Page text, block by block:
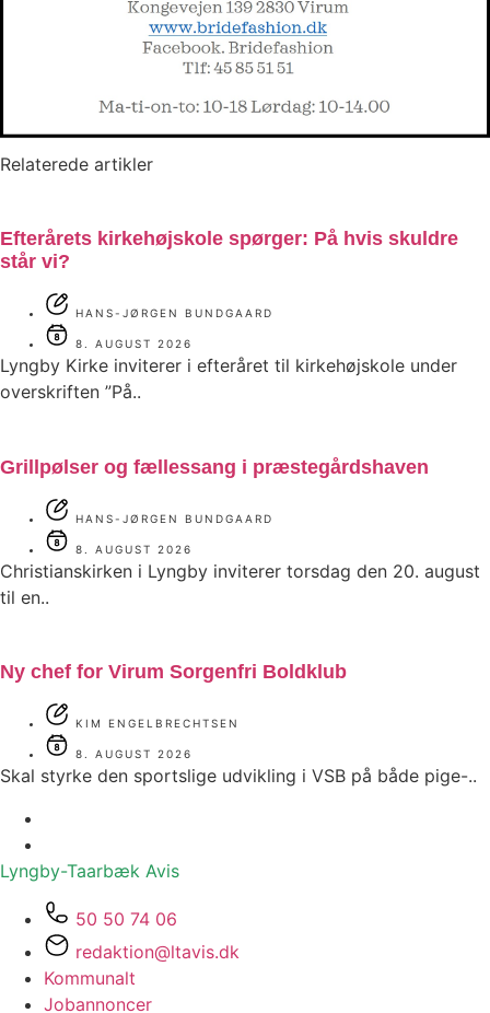
Relaterede artikler
Efterårets kirkehøjskole spørger: På hvis skuldre
står vi?
HANS-JØRGEN BUNDGAARD
8. AUGUST 2026
Lyngby Kirke inviterer i efteråret til kirkehøjskole under
overskriften ”På..
Grillpølser og fællessang i præstegårdshaven
HANS-JØRGEN BUNDGAARD
8. AUGUST 2026
Christianskirken i Lyngby inviterer torsdag den 20. august
til en..
Ny chef for Virum Sorgenfri Boldklub
KIM ENGELBRECHTSEN
8. AUGUST 2026
Skal styrke den sportslige udvikling i VSB på både pige-..
Lyngby-Taarbæk Avis
50 50 74 06
redaktion@ltavis.dk
Kommunalt
Jobannoncer